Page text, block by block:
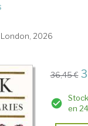
2026
36,45 €
en